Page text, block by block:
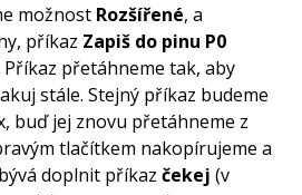
možnost Rozšířené, a
příkaz Zapiš do pinu P0
Příkaz přetáhneme tak, aby
stále. Stejný příkaz budeme
buď jej znovu přetáhneme z
tlačítkem nakopírujeme a
doplnit příkaz čekej (v